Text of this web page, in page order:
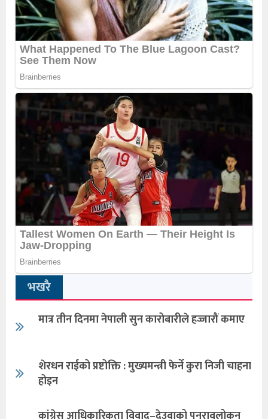
भखरै
मात्र तीन दिनमा नेपाली सुन कारोबारीले हज्जारौं कमाए
शेरधन राईको प्रष्टोक्ति : मुख्यमन्त्री फेर्ने कुरा निजी चाहना
होइन